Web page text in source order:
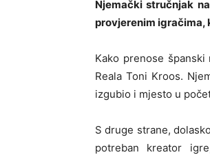
Njemački stručnjak
provjerenim igračima,
Kako prenose
Reala Toni Kroos.
izgubio i mjesto u
S druge strane,
potreban kreator